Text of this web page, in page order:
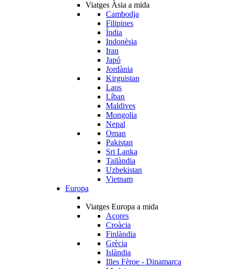
Viatges Àsia a mida
Cambodja
Filipines
Índia
Indonèsia
Iran
Japó
Jordània
Kirguistan
Laos
Líban
Maldives
Mongolia
Nepal
Oman
Pakistan
Sri Lanka
Tailàndia
Uzbekistan
Vietnam
Europa
Viatges Europa a mida
Açores
Croàcia
Finlàndia
Grècia
Islàndia
Illes Fèroe - Dinamarca